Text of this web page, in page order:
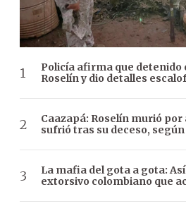
Policía afirma que detenido
Roselín y dio detalles
Caazapá: Roselín murió
sufrió tras su deceso,
La mafia del gota a gota:
extorsivo colombiano que